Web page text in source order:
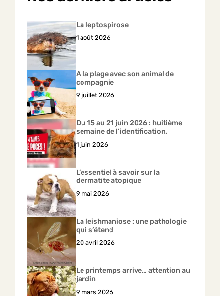
La leptospirose
1 août 2026
A la plage avec son animal de
compagnie
9 juillet 2026
Du 15 au 21 juin 2026 : huitième
semaine de l’identification.
1 juin 2026
L’essentiel à savoir sur la
dermatite atopique
9 mai 2026
La leishmaniose : une pathologie
qui s’étend
20 avril 2026
Le printemps arrive… attention au
jardin
9 mars 2026